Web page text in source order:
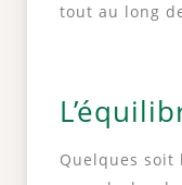
tout au long
Quelques soit